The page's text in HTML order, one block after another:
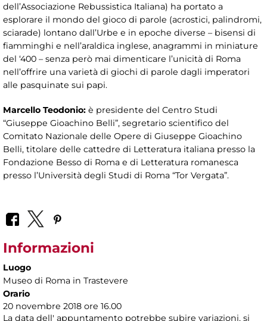
dell’Associazione Rebussistica Italiana) ha portato a
esplorare il mondo del gioco di parole (acrostici, palindromi,
sciarade) lontano dall’Urbe e in epoche diverse – bisensi di
fiamminghi e nell’araldica inglese, anagrammi in miniature
del ‘400 – senza però mai dimenticare l’unicità di Roma
nell’offrire una varietà di giochi di parole dagli imperatori
alle pasquinate sui papi.
Marcello Teodonio: è presidente del Centro Studi
“Giuseppe Gioachino Belli”, segretario scientifico del
Comitato Nazionale delle Opere di Giuseppe Gioachino
Belli, titolare delle cattedre di Letteratura italiana presso la
Fondazione Besso di Roma e di Letteratura romanesca
presso l’Università degli Studi di Roma “Tor Vergata”.
Informazioni
Luogo
Museo di Roma in Trastevere
Orario
20 novembre 2018 ore 16.00
La data dell' appuntamento potrebbe subire variazioni, si